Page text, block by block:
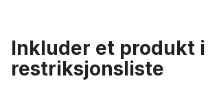
Inkluder et produkt i
restriksjonsliste